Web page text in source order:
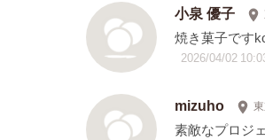
小泉 優子
焼き菓子です
2026/04/02
mizuho
素敵なプロジ